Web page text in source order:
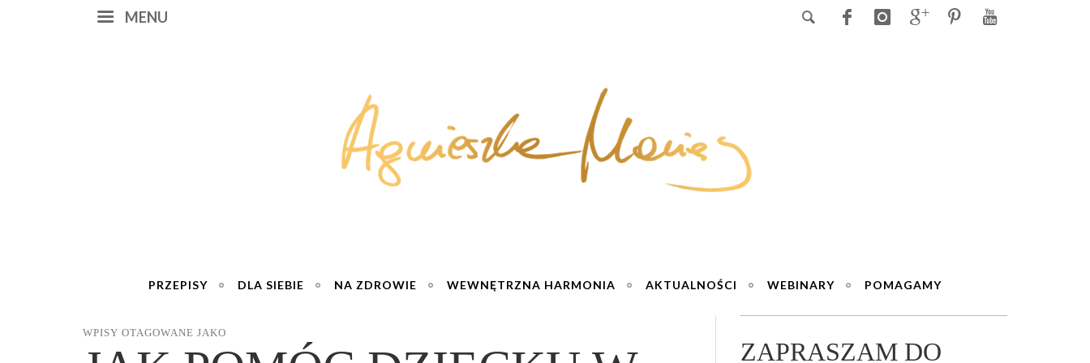
MENU
PRZEPISY DLA SIEBIE NA ZDROWIE WEWNĘTRZNA HARMONIA AKTUALNOŚCI WEBINARY POMAGAMY
WPISY OTAGOWANE JAKO
ZAPRASZAM DO